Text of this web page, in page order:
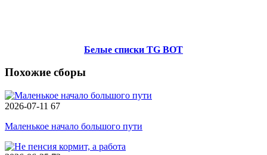
Белые списки TG BOT
Похожие сборы
2026-07-11 67
Маленькое начало большого пути